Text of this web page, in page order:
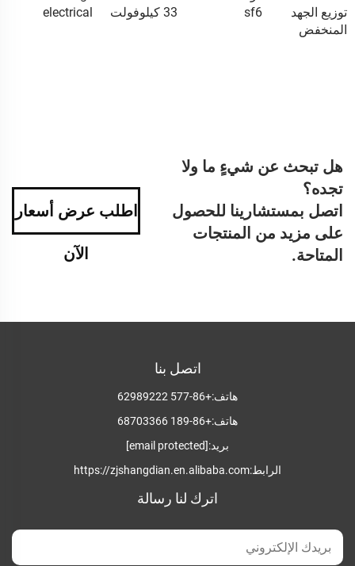
توزيع الجهد
المنخفض
sf6
33 كيلوفولت
electrical
هل تبحث عن شيءٍ ما ولا
تجده؟
اتصل بمستشارينا للحصول
على مزيد من المنتجات
المتاحة.
اطلب عرض أسعار
الآن
اتصل بنا
هاتف:+86-577 62989222
هاتف:+86-189 68703366
بريد:[email protected]
الرابط:https://zjshangdian.en.alibaba.com
اترك لنا رسالة